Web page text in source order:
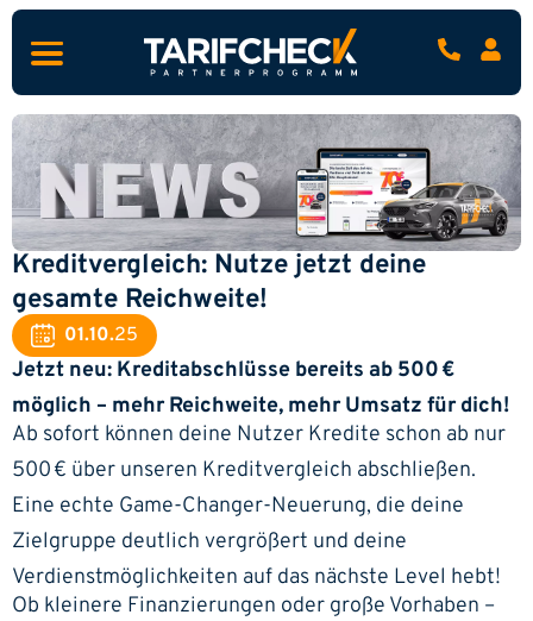
Kreditvergleich: Nutze jetzt deine
gesamte Reichweite!
01.10.25
Jetzt neu: Kreditabschlüsse bereits ab 500 €
möglich – mehr Reichweite, mehr Umsatz für dich!
Ab sofort können deine Nutzer Kredite schon ab nur
500 € über unseren Kreditvergleich abschließen.
Eine echte Game-Changer-Neuerung, die deine
Zielgruppe deutlich vergrößert und deine
Verdienstmöglichkeiten auf das nächste Level hebt!
Ob kleinere Finanzierungen oder große Vorhaben –